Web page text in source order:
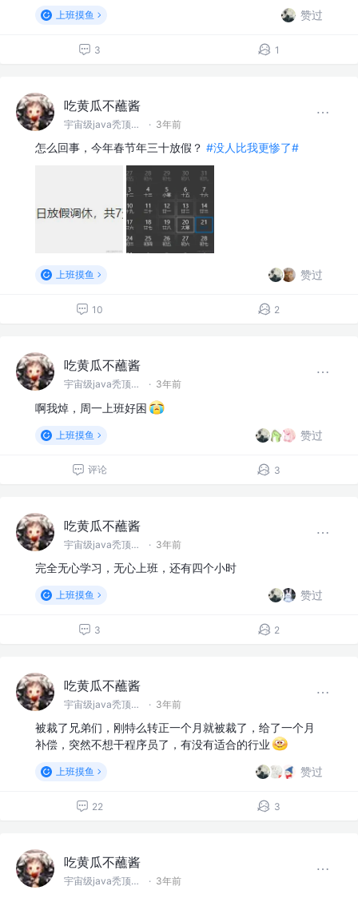
上班摸鱼 赞过
3 1
吃黄瓜不蘸酱
宇宙级java秃顶程序员 · 3年前
怎么回事，今年春节年三十放假？ #没人比我更惨了#
上班摸鱼 赞过
10 2
吃黄瓜不蘸酱
宇宙级java秃顶程序员 · 3年前
啊我焯，周一上班好困
上班摸鱼 赞过
评论 3
吃黄瓜不蘸酱
宇宙级java秃顶程序员 · 3年前
完全无心学习，无心上班，还有四个小时
上班摸鱼 赞过
3 2
吃黄瓜不蘸酱
宇宙级java秃顶程序员 · 3年前
被裁了兄弟们，刚特么转正一个月就被裁了，给了一个月
补偿，突然不想干程序员了，有没有适合的行业
上班摸鱼 赞过
22 3
吃黄瓜不蘸酱
宇宙级java秃顶程序员 · 3年前